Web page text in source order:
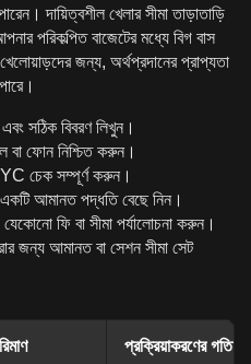
দায়িত্বশীল খেলার সীমা তাড়াতাড়ি
পরিকল্পিত বাজেটের মধ্যে বিগ বাস
জন্য, অর্থপ্রদানের প্রাপ্যতা
সঠিক বিবরণ লিখুন।
বা ফোন নিশ্চিত করুন।
চেক সম্পূর্ণ করুন।
আমানত পদ্ধতি বেছে নিন।
ফি বা সীমা পর্যালোচনা করুন।
জন্য আমানত বা সেশন সীমা সেট
প্রক্রিয়াকরণের গতি